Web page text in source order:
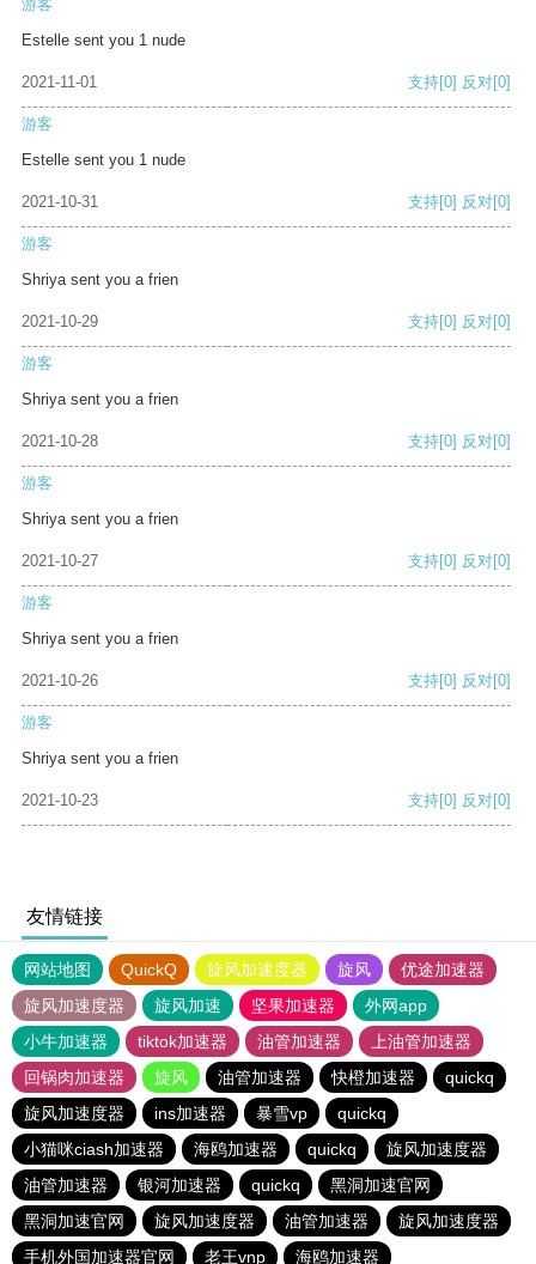
游客
Estelle sent you 1 nude
2021-11-01 支持[0] 反对[0]
游客
Estelle sent you 1 nude
2021-10-31 支持[0] 反对[0]
游客
Shriya sent you a frien
2021-10-29 支持[0] 反对[0]
游客
Shriya sent you a frien
2021-10-28 支持[0] 反对[0]
游客
Shriya sent you a frien
2021-10-27 支持[0] 反对[0]
游客
Shriya sent you a frien
2021-10-26 支持[0] 反对[0]
游客
Shriya sent you a frien
2021-10-23 支持[0] 反对[0]
友情链接
网站地图 QuickQ 旋风加速度器 旋风
优途加速器
旋风加速度器
旋风加速 坚果加速器
外网app
小牛加速器
tiktok加速器 油管加速器
上油管加速器
回锅肉加速器
旋风 油管加速器 快橙加速器
quickq
旋风加速度器
ins加速器 暴雪vp
quickq
小猫咪ciash加速器
海鸥加速器 quickq
旋风加速度器
油管加速器
银河加速器 quickq
黑洞加速官网
黑洞加速官网
旋风加速度器 油管加速器
旋风加速度器
手机外国加速器官网
老王vnp 海鸥加速器